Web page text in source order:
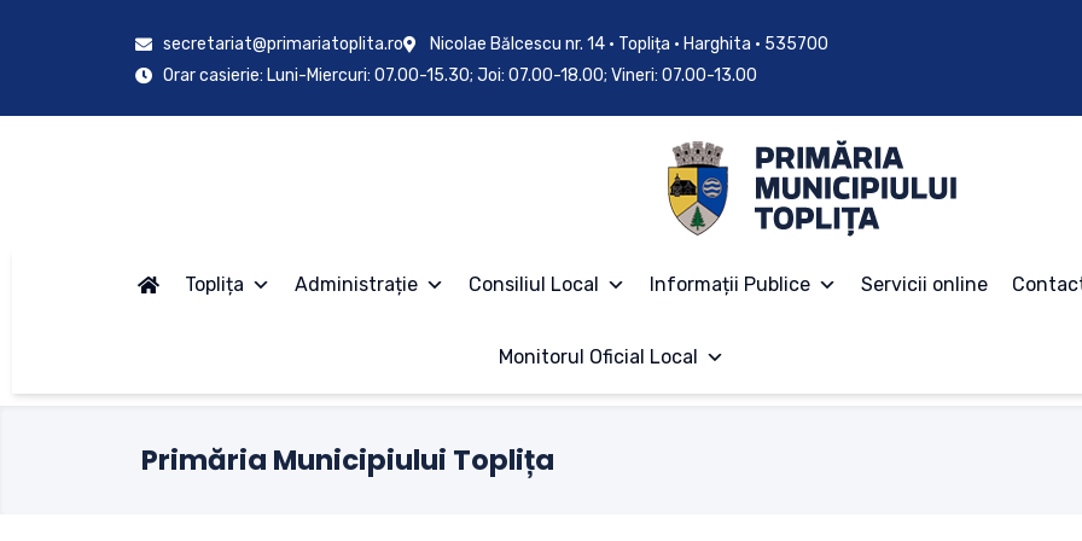
secretariat@primariatoplita.ro
Nicolae Bălcescu nr. 14 • Toplița • Harghita • 535700
Orar casierie: Luni-Miercuri: 07.00-15.30; Joi: 07.00-18.00; Vineri: 07.00-13.00
Toplița Administrație Consiliul Local Informații Publice Servicii online
Monitorul Oficial Local
Primăria Municipiului Toplița